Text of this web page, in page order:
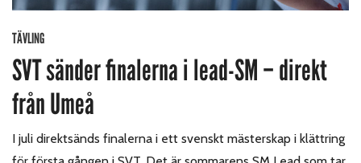
TÄVLING
SVT sänder finalerna i lead-SM – direkt
från Umeå
I juli direktsänds finalerna i ett svenskt mästerskap i klättring